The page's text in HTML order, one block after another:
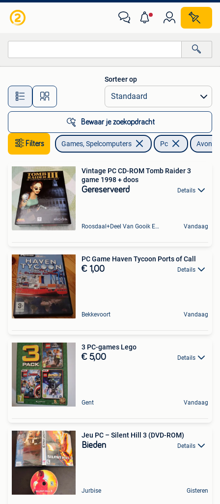
Alle afstanden…
Sorteer op
Bewaar je zoekopdracht
Filters Games, Spelcomputers Pc
Vintage PC CD-ROM Tomb Raider 3
game 1998 + doos
Gereserveerd Details
Roosdaal+Deel Van Gooik En Sint-Kwintens-Lennik Vandaag
PC Game Haven Tycoon Ports of Call
€ 1,00 Details
Bekkevoort Vandaag
3 PC-games Lego
€ 5,00 Details
Gent Vandaag
Jeu PC – Silent Hill 3 (DVD-ROM)
Bieden Details
Jurbise Gisteren